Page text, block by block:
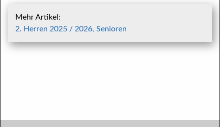
Mehr Artikel:
2. Herren 2025 / 2026, Senioren